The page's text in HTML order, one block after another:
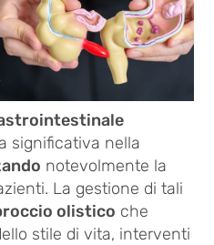
significativa nella
notevolmente la
La gestione di tali
olistico che
stile di vita, interventi